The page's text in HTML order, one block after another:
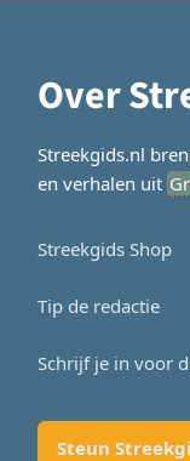
Over
Streekgids.nl
en verhalen uit
Streekgids Shop
Tip de redactie
Schrijf je in voor
Steun